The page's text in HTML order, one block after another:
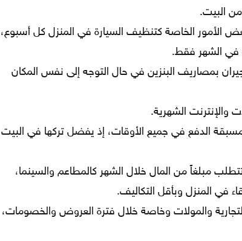
من البيت.
الأمور الخاصة كتنظيف السيارة في المنزل كل أسبوع،
في الشهر فقط.
بمصاريف البنزين في حال التوجه إلى نفس المكان
والإنترنت الشهرية.
الدفع في جميع الأوقات، إذ يفضل تركها في البيت
مبلغاً من المال خلال الشهر كالمطاعم والسينما،
في المنزل وبأقل التكاليف.
والمولات وخاصة خلال فترة العروض والخصومات،